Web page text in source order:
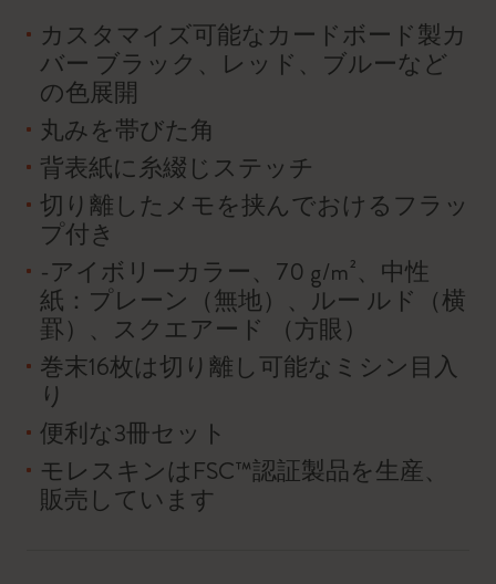
カスタマイズ可能なカードボード製カ
バー ブラック、レッド、ブルーなど
の色展開
丸みを帯びた角
背表紙に糸綴じステッチ
切り離したメモを挟んでおけるフラッ
プ付き
-アイボリーカラー、70 g/m²、中性
紙：プレーン（無地）、ルー ルド（横
罫）、スクエアード （方眼）
巻末16枚は切り離し可能なミシン目入
り
便利な3冊セット
モレスキンはFSC™認証製品を生産、
販売しています